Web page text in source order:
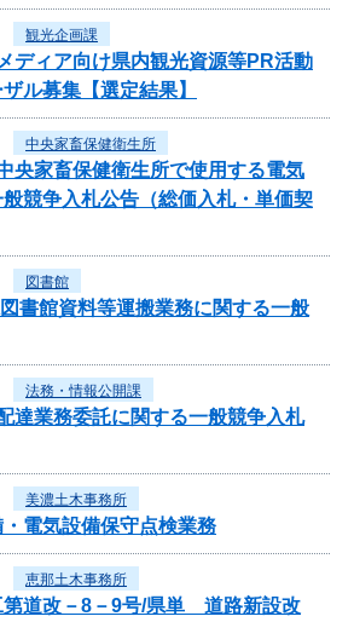
観光企画課
ディア向け県内観光資源等PR活動
ル募集【選定結果】
中央家畜保健衛生所
央家畜保健衛生所で使用する電気
競争入札公告（総価入札・単価契
図書館
書館資料等運搬業務に関する一般
法務・情報公開課
達業務委託に関する一般競争入札
美濃土木事務所
・電気設備保守点検業務
恵那土木事務所
第道改－8－9号/県単 道路新設改